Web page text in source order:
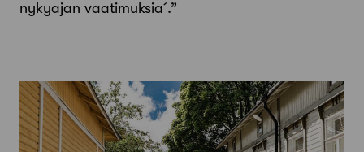
nykyajan vaa­timuksia ́.”